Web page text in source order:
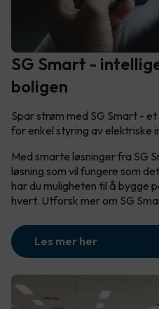
SG Smart -
boligen
Spar strøm med SG Smart -
for enkel styring av elektriske
Med smarte løsninger fra SG
løsning som vil fungere som
har du muligheten til å bygge
hvert. Utforsk mer om SG
Les mer her